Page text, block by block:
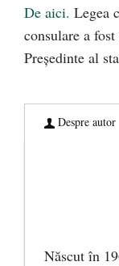
De aici. Legea
consulare a
Președinte al
Despre autor
Născut în